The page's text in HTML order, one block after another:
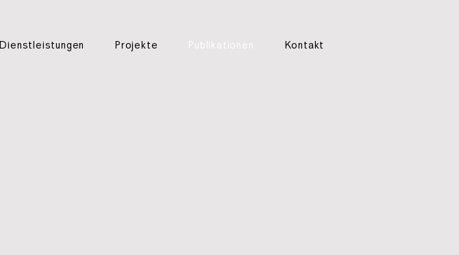
Dienstleistungen Projekte Publikationen Kontakt